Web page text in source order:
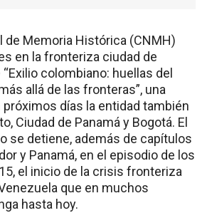
de Memoria Histórica (CNMH)
en la fronteriza ciudad de
colombiano: huellas del
allá de las fronteras”, una
próximos días la entidad también
Ciudad de Panamá y Bogotá. El
se detiene, además de capítulos
y Panamá, en el episodio de los
el inicio de la crisis fronteriza
que en muchos
hasta hoy.